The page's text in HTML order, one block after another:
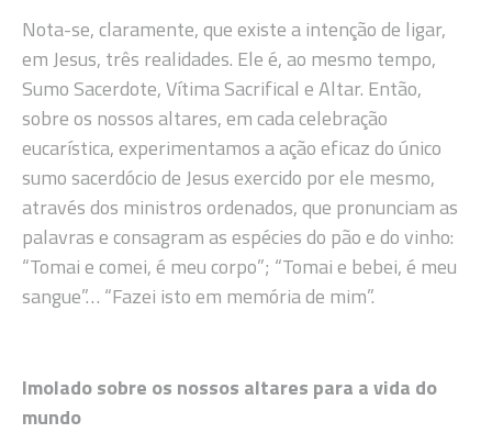
Nota-se, claramente, que existe a intenção de ligar,
em Jesus, três realidades. Ele é, ao mesmo tempo,
Sumo Sacerdote, Vítima Sacrifical e Altar. Então,
sobre os nossos altares, em cada celebração
eucarística, experimentamos a ação eficaz do único
sumo sacerdócio de Jesus exercido por ele mesmo,
através dos ministros ordenados, que pronunciam as
palavras e consagram as espécies do pão e do vinho:
“Tomai e comei, é meu corpo”; “Tomai e bebei, é meu
sangue”… “Fazei isto em memória de mim”.
Imolado sobre os nossos altares para a vida do
mundo